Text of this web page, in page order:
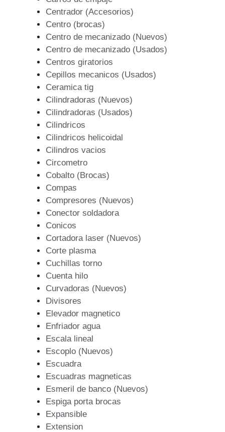
Centrador (Accesorios)
Centro (brocas)
Centro de mecanizado (Nuevos)
Centro de mecanizado (Usados)
Centros giratorios
Cepillos mecanicos (Usados)
Ceramica tig
Cilindradoras (Nuevos)
Cilindradoras (Usados)
Cilindricos
Cilindricos helicoidal
Cilindros vacios
Circometro
Cobalto (Brocas)
Compas
Compresores (Nuevos)
Conector soldadora
Conicos
Cortadora laser (Nuevos)
Corte plasma
Cuchillas torno
Cuenta hilo
Curvadoras (Nuevos)
Divisores
Elevador magnetico
Enfriador agua
Escala lineal
Escoplo (Nuevos)
Escuadra
Escuadras magneticas
Esmeril de banco (Nuevos)
Espiga porta brocas
Expansible
Extension